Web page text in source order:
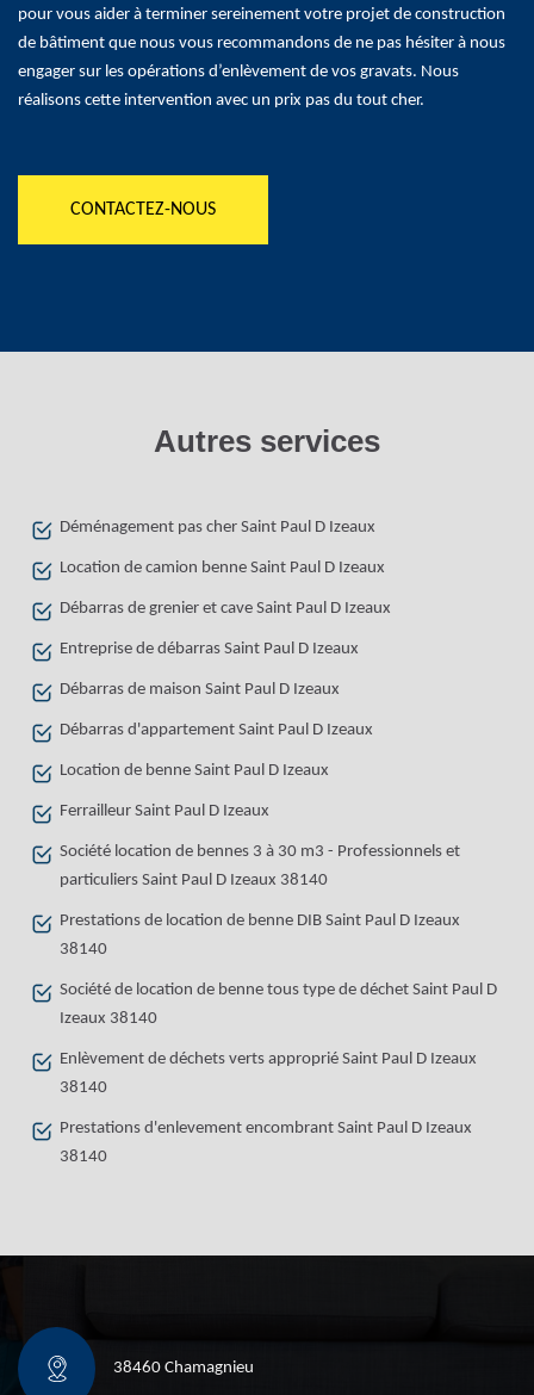
pour vous aider à terminer sereinement votre projet de construction
de bâtiment que nous vous recommandons de ne pas hésiter à nous
engager sur les opérations d’enlèvement de vos gravats. Nous
réalisons cette intervention avec un prix pas du tout cher.
CONTACTEZ-NOUS
Autres services
Déménagement pas cher Saint Paul D Izeaux
Location de camion benne Saint Paul D Izeaux
Débarras de grenier et cave Saint Paul D Izeaux
Entreprise de débarras Saint Paul D Izeaux
Débarras de maison Saint Paul D Izeaux
Débarras d'appartement Saint Paul D Izeaux
Location de benne Saint Paul D Izeaux
Ferrailleur Saint Paul D Izeaux
Société location de bennes 3 à 30 m3 - Professionnels et
particuliers Saint Paul D Izeaux 38140
Prestations de location de benne DIB Saint Paul D Izeaux
38140
Société de location de benne tous type de déchet Saint Paul D
Izeaux 38140
Enlèvement de déchets verts approprié Saint Paul D Izeaux
38140
Prestations d'enlevement encombrant Saint Paul D Izeaux
38140
38460 Chamagnieu